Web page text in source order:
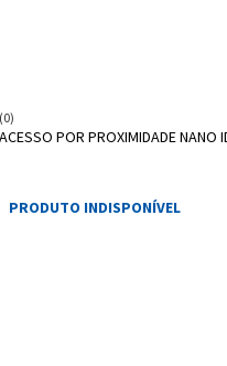
(0)
POR PROXIMIDADE NANO
PRODUTO INDISPONÍVEL